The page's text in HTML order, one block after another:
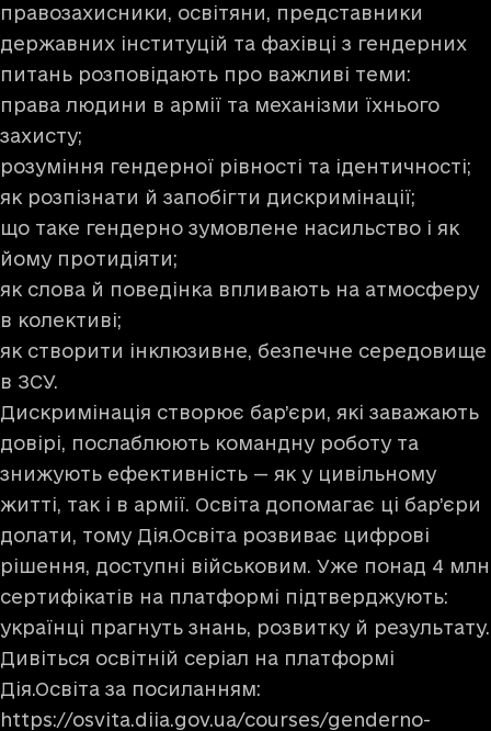
правозахисники, освітяни, представники
державних інституцій та фахівці з гендерних
питань розповідають про важливі теми:
права людини в армії та механізми їхнього
захисту;
розуміння гендерної рівності та ідентичності;
як розпізнати й запобігти дискримінації;
що таке гендерно зумовлене насильство і як
йому протидіяти;
як слова й поведінка впливають на атмосферу
в колективі;
як створити інклюзивне, безпечне середовище
в ЗСУ.
Дискримінація створює бар’єри, які заважають
довірі, послаблюють командну роботу та
знижують ефективність — як у цивільному
житті, так і в армії. Освіта допомагає ці бар’єри
долати, тому Дія.Освіта розвиває цифрові
рішення, доступні військовим. Уже понад 4 млн
сертифікатів на платформі підтверджують:
українці прагнуть знань, розвитку й результату.
Дивіться освітній серіал на платформі
Дія.Освіта за посиланням:
https://osvita.diia.gov.ua/courses/genderno-